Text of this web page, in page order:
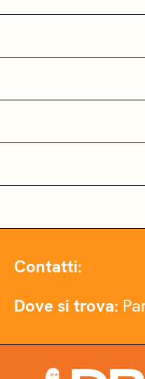
Contatti:
Dove si trova: